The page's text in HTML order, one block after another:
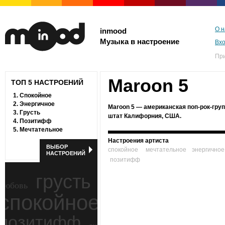
inmood
Музыка в настроение
О
ТОП 5 НАСТРОЕНИЙ
1. Спокойное
2. Энергичное
3. Грусть
4. Позитифф
5. Мечтательное
ВЫБОР
НАСТРОЕНИЙ
грусть
Maroon 5
Maroon 5 — американская поп-рок-
штат Калифорния, США.
Настроения артиста
спокойное
мечтательное
энергичное
позитифф